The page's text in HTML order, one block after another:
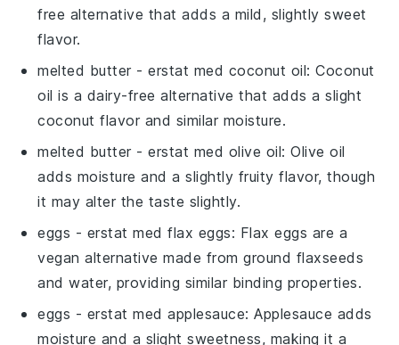
free alternative that adds a mild, slightly sweet
flavor.
melted butter - erstat med coconut oil: Coconut
oil is a dairy-free alternative that adds a slight
coconut flavor and similar moisture.
melted butter - erstat med olive oil: Olive oil
adds moisture and a slightly fruity flavor, though
it may alter the taste slightly.
eggs - erstat medflax eggs: Flax eggs are a
vegan alternative made from ground flaxseeds
and water, providing similar binding properties.
eggs - erstat medapplesauce: Applesauce adds
moisture and a slight sweetness, making it a